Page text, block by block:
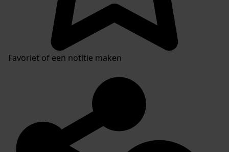
Favoriet of een notitie maken